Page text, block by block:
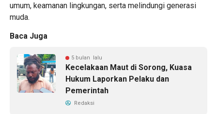
umum, keamanan lingkungan, serta melindungi generasi
muda.
Baca Juga
5 bulan lalu
Kecelakaan Maut di Sorong, Kuasa
Hukum Laporkan Pelaku dan
Pemerintah
Redaksi